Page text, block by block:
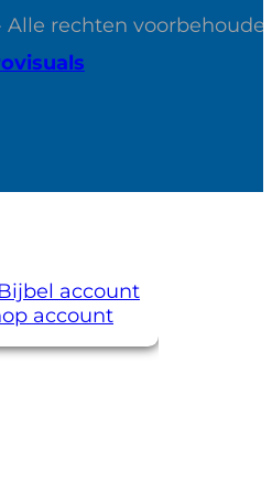
rechten
account
account